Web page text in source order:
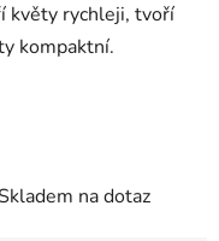
květy rychleji, tvoří
kompaktní.
na dotaz